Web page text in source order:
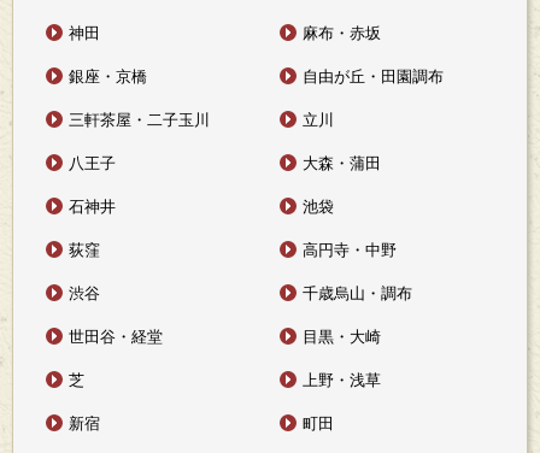
神田 麻布・赤坂
銀座・京橋 自由が丘・田園調布
三軒茶屋・二子玉川 立川
八王子 大森・蒲田
石神井 池袋
荻窪 高円寺・中野
渋谷 千歳烏山・調布
世田谷・経堂 目黒・大崎
芝 上野・浅草
新宿 町田